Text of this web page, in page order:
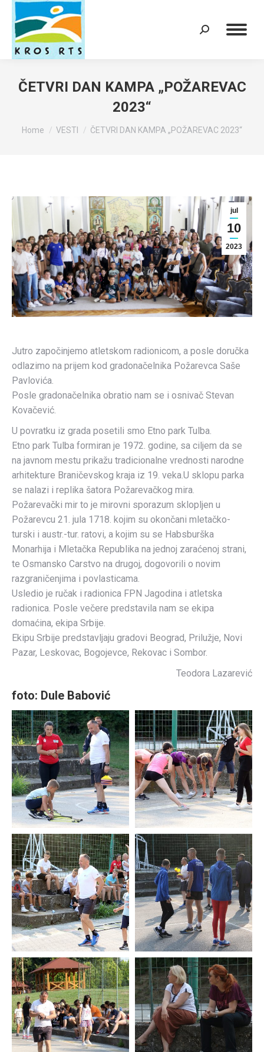
Search:
ČETVRI DAN KAMPA „POŽAREVAC
2023“
You are here:
Home VESTI ČETVRI DAN KAMPA „POŽAREVAC 2023“
jul
10
2023
Jutro započinjemo atletskom radionicom, a posle doručka
odlazimo na prijem kod gradonačelnika Požarevca Saše
Pavlovića.
Posle gradonačelnika obratio nam se i osnivač Stevan
Kovačević.
U povratku iz grada posetili smo Etno park Tulba.
Etno park Tulba formiran je 1972. godine, sa ciljem da se
na javnom mestu prikažu tradicionalne vrednosti narodne
arhitekture Braničevskog kraja iz 19. veka.U sklopu parka
se nalazi i replika šatora Požarevačkog mira.
Požarevački mir to je mirovni sporazum sklopljen u
Požarevcu 21. jula 1718. kojim su okončani mletačko-
turski i austr.-tur. ratovi, a kojim su se Habsburška
Monarhija i Mletačka Republika na jednoj zaraćenoj strani,
te Osmansko Carstvo na drugoj, dogovorili o novim
razgraničenjima i povlasticama.
Usledio je ručak i radionica FPN Jagodina i atletska
radionica. Posle večere predstavila nam se ekipa
domaćina, ekipa Srbije.
Ekipu Srbije predstavljaju gradovi Beograd, Prilužje, Novi
Pazar, Leskovac, Bogojevce, Rekovac i Sombor.
Teodora Lazarević
foto: Dule Babović